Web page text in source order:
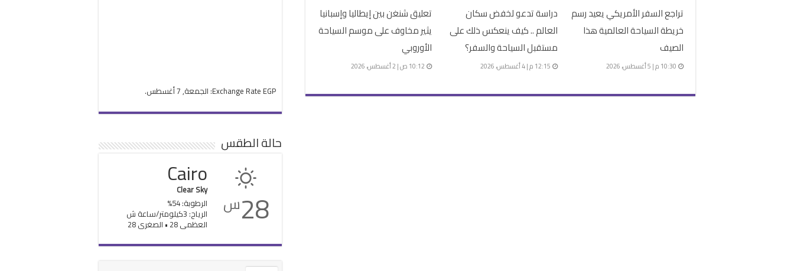
تراجع السفر الأمريكي يعيد رسم
خريطة السياحة العالمية هذا
الصيف
10:30 م | 5 أغسطس، 2026
دراسة تدعو لخفض سكان
العالم .. كيف ينعكس ذلك على
مستقبل السياحة والسفر؟
12:15 م | 4 أغسطس، 2026
تعليق شنغن بين إيطاليا وإسبانيا
يثير مخاوف على موسم السياحة
الأوروبي
10:12 ص | 2 أغسطس، 2026
Exchange Rate EGP : الجمعة, 7 أغسطس.
حالة الطقس
28س
Cairo
Clear Sky
الرطوبة: 54%
الرياح: 3كيلومتر/ساعة ش
العظمى 28 • الصغرى 28